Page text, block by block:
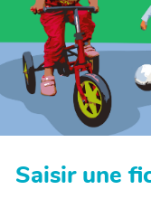
Saisir une